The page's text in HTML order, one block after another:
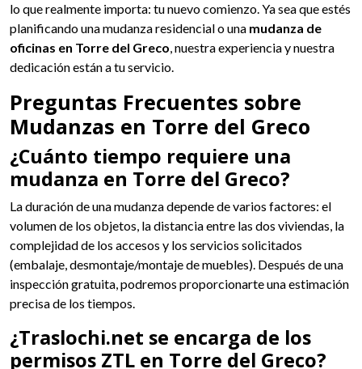
lo que realmente importa: tu nuevo comienzo. Ya sea que estés
planificando una mudanza residencial o una mudanza de
oficinas en Torre del Greco, nuestra experiencia y nuestra
dedicación están a tu servicio.
Preguntas Frecuentes sobre
Mudanzas en Torre del Greco
¿Cuánto tiempo requiere una
mudanza en Torre del Greco?
La duración de una mudanza depende de varios factores: el
volumen de los objetos, la distancia entre las dos viviendas, la
complejidad de los accesos y los servicios solicitados
(embalaje, desmontaje/montaje de muebles). Después de una
inspección gratuita, podremos proporcionarte una estimación
precisa de los tiempos.
¿Traslochi.net se encarga de los
permisos ZTL en Torre del Greco?